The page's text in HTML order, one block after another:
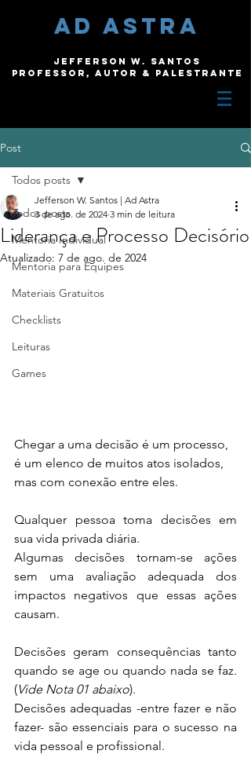
ad astra
Jefferson W. Santos
Professor, autor & palestrante
Post
Todos posts
Mentoria Individual
Mentoria para Equipes
Materiais Gratuitos
Checklists
Leituras
Games
Todos posts
Liderança e Processo Decisório
Jefferson W. Santos | Ad Astra
3 de ago. de 2024 3 min de leitura
Atualizado: 7 de ago. de 2024
Chegar a uma decisão é um processo,
é um elenco de muitos atos isolados,
mas com conexão entre eles.
Qualquer pessoa toma decisões em
sua vida privada diária.
Algumas decisões tornam-se ações
sem uma avaliação adequada dos
impactos negativos que essas ações
causam.
Decisões geram consequências tanto
quando se age ou quando nada se faz.
(Vide Nota 01 abaixo).
Decisões adequadas -entre fazer e não
fazer- são essenciais para o sucesso na
vida pessoal e profissional.